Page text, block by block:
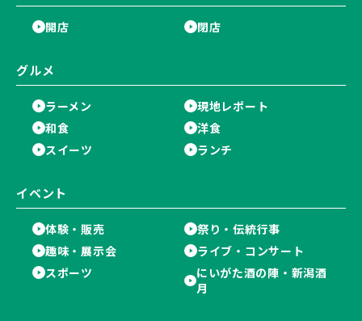
開店 閉店
グルメ
ラーメン
現地レポート
和食
洋食
スイーツ
ランチ
イベント
体験・販売
祭り・伝統行事
趣味・展示会
ライブ・コンサート
スポーツ
にいがた酒の陣・新潟酒
月